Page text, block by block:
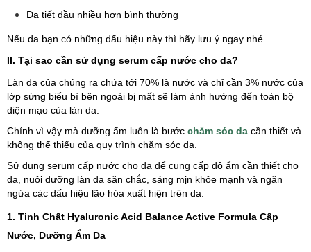
Da tiết dầu nhiều hơn bình thường
Nếu da bạn có những dấu hiệu này thì hãy lưu ý ngay nhé.
II. Tại sao cần sử dụng serum cấp nước cho da?
Làn da của chúng ra chứa tới 70% là nước và chỉ cần 3% nước của
lớp sừng biểu bì bên ngoài bị mất sẽ làm ảnh hưởng đến toàn bộ
diện mạo của làn da.
Chính vì vậy mà dưỡng ẩm luôn là bước chăm sóc da cần thiết và
không thể thiếu của quy trình chăm sóc da.
Sử dụng serum cấp nước cho da để cung cấp độ ẩm cần thiết cho
da, nuôi dưỡng làn da săn chắc, sáng mịn khỏe mạnh và ngăn
ngừa các dấu hiệu lão hóa xuất hiện trên da.
1. Tinh Chất Hyaluronic Acid Balance Active Formula Cấp
Nước, Dưỡng Ẩm Da